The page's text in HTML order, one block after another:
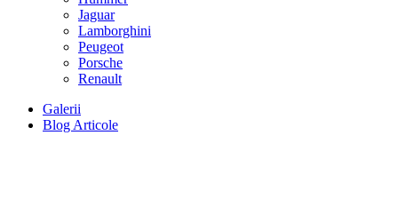
Jaguar
Lamborghini
Peugeot
Porsche
Renault
Galerii
Blog Articole